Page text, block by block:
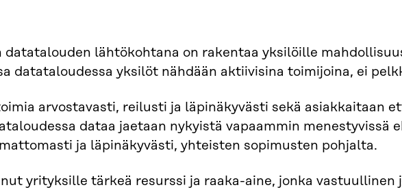
lähtökohtana on rakentaa yksilöille
datataloudessa yksilöt nähdään aktiivisina toimijoina, ei
arvostavasti, reilusti ja läpinäkyvästi sekä asiakkaitaan
dataa jaetaan nykyistä vapaammin
ja läpinäkyvästi, yhteisten sopimusten pohjalta.
yrityksille tärkeä resurssi ja raaka-aine, jonka